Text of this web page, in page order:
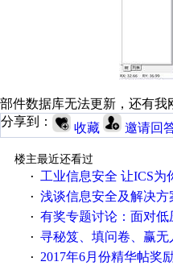
部件数据库无法更新，还有
分享到：
收藏 邀请回
楼主最近还看过
·
工业信息安全 让ICS为
· 浅谈信息安全及解决方
· 有奖专题讨论：面对低压变频故障，老手
· 寻秘笈、填问卷、赢无
· 2017年6月份精华帖奖